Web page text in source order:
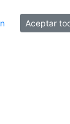
Por
1 - 8 de 17
Aceptar